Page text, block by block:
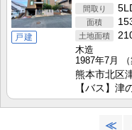
戸建
木造
1987年7月
熊本市北区
【バス】
≪